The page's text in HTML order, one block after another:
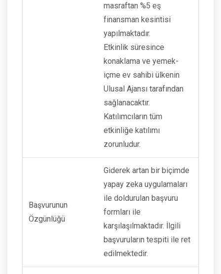
masraftan %5 eş
finansman kesintisi
yapılmaktadır.
Etkinlik süresince
konaklama ve yemek-
içme ev sahibi ülkenin
Ulusal Ajansı tarafından
sağlanacaktır.
Katılımcıların tüm
etkinliğe katılımı
zorunludur.
Başvurunun
Özgünlüğü
Giderek artan bir biçimde
yapay zeka uygulamaları
ile doldurulan başvuru
formları ile
karşılaşılmaktadır. İlgili
başvuruların tespiti ile ret
edilmektedir.